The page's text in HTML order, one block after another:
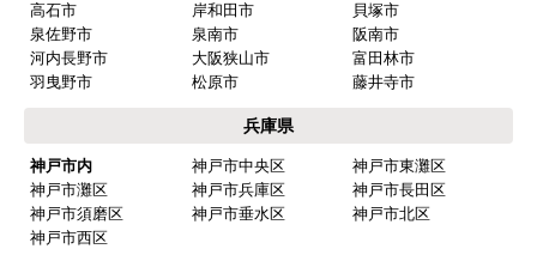
高石市
岸和田市
貝塚市
泉佐野市
泉南市
阪南市
河内長野市
大阪狭山市
富田林市
羽曳野市
松原市 藤井寺市
兵庫県
神戸市内 神戸市中央区
神戸市東灘区
神戸市灘区
神戸市兵庫区
神戸市長田区
神戸市須磨区
神戸市垂水区
神戸市北区
神戸市西区